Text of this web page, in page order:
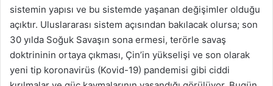
sistemin yapısı ve bu sistemde yaşanan değişimler olduğu
açıktır. Uluslararası sistem açısından bakılacak olursa; son
30 yılda Soğuk Savaşın sona ermesi, terörle savaş
doktrininin ortaya çıkması, Çin’in yükselişi ve son olarak
yeni tip koronavirüs (Kovid-19) pandemisi gibi ciddi